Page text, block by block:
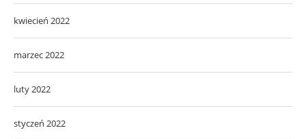
kwiecień 2022
marzec 2022
luty 2022
styczeń 2022